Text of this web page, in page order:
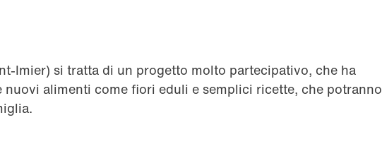
Imier) si tratta di un progetto molto partecipativo, che ha
nuovi alimenti come fiori eduli e semplici ricette, che potranno